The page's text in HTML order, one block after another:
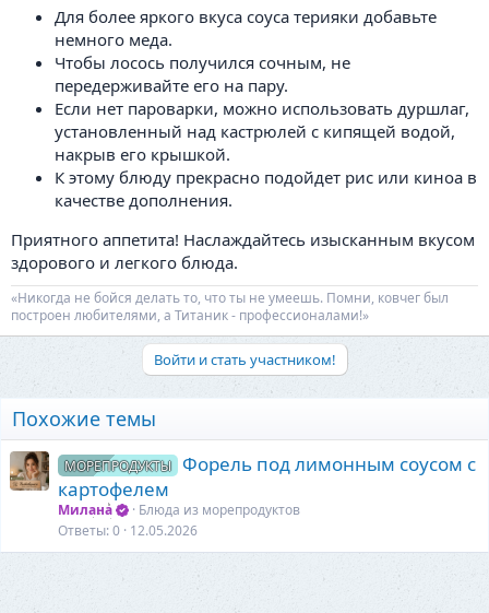
Для более яркого вкуса соуса терияки добавьте
немного меда.
Чтобы лосось получился сочным, не
передерживайте его на пару.
Если нет пароварки, можно использовать дуршлаг,
установленный над кастрюлей с кипящей водой,
накрыв его крышкой.
К этому блюду прекрасно подойдет рис или киноа в
качестве дополнения.
Приятного аппетита! Наслаждайтесь изысканным вкусом
здорового и легкого блюда.
«Никогда не бойся делать то, что ты не умеешь. Помни, ковчег был
построен любителями, а Титаник - профессионалами!»
Войти и стать участником!
Похожие темы
МОРЕПРОДУКТЫ
Форель под лимонным соусом с
картофелем
Милана
Блюда из морепродуктов
Ответы 0 12.05.2026